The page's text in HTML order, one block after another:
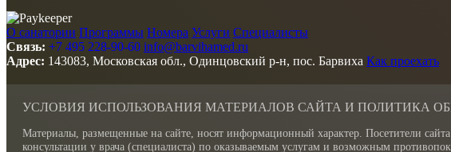
О санатории Программы Номера Услуги Специалисты
Связь: +7 495 228-90-60 info@barvihamed.ru
Адрес: 143083, Московская обл., Одинцовский р-н, пос. Барвиха Как проехать
УСЛОВИЯ ИСПОЛЬЗОВАНИЯ МАТЕРИАЛОВ САЙТА И ПОЛИТИКА
Материалы, размещенные на сайте, носят информационный характер. Посетители
консультации у врача (специалиста) по оказываемым услугам и возможным